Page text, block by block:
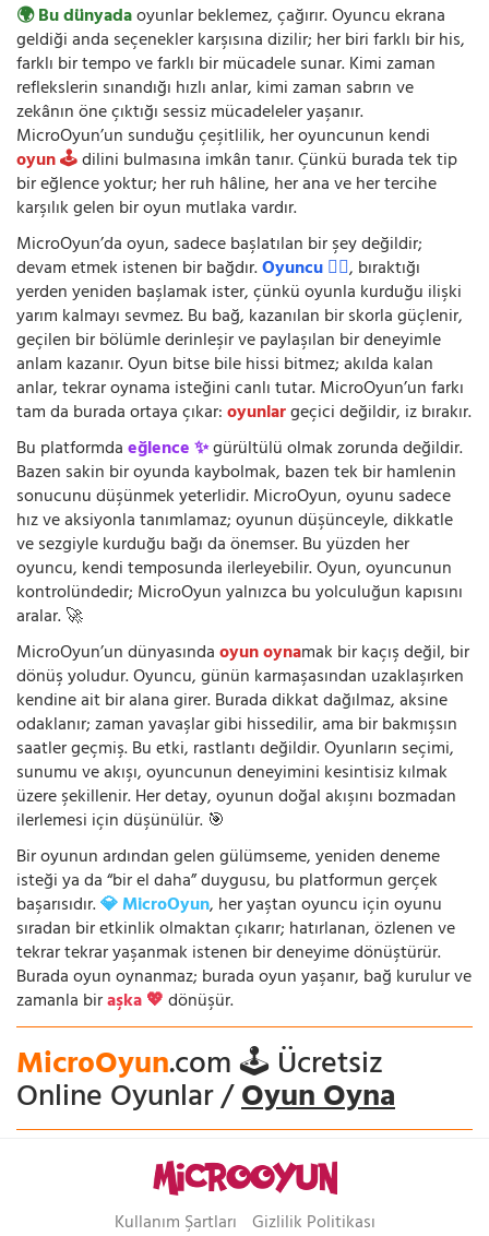
🌍 Bu dünyadaoyunlar beklemez, çağırır. Oyuncu ekrana
geldiği anda seçenekler karşısına dizilir; her biri farklı bir his,
farklı bir tempo ve farklı bir mücadele sunar. Kimi zaman
reflekslerin sınandığı hızlı anlar, kimi zaman sabrın ve
zekânın öne çıktığı sessiz mücadeleler yaşanır.
MicroOyun’un sunduğu çeşitlilik, her oyuncunun kendi
oyun 🕹️dilini bulmasına imkân tanır. Çünkü burada tek tip
bir eğlence yoktur; her ruh hâline, her ana ve her tercihe
karşılık gelen bir oyun mutlaka vardır.
MicroOyun’da oyun, sadece başlatılan bir şey değildir;
devam etmek istenen bir bağdır.Oyuncu 🧍‍♂️, bıraktığı
yerden yeniden başlamak ister, çünkü oyunla kurduğu ilişki
yarım kalmayı sevmez. Bu bağ, kazanılan bir skorla güçlenir,
geçilen bir bölümle derinleşir ve paylaşılan bir deneyimle
anlam kazanır. Oyun bitse bile hissi bitmez; akılda kalan
anlar, tekrar oynama isteğini canlı tutar. MicroOyun’un farkı
tam da burada ortaya çıkar:oyunlargeçici değildir, iz bırakır.
Bu platformdaeğlence ✨gürültülü olmak zorunda değildir.
Bazen sakin bir oyunda kaybolmak, bazen tek bir hamlenin
sonucunu düşünmek yeterlidir. MicroOyun, oyunu sadece
hız ve aksiyonla tanımlamaz; oyunun düşünceyle, dikkatle
ve sezgiyle kurduğu bağı da önemser. Bu yüzden her
oyuncu, kendi temposunda ilerleyebilir. Oyun, oyuncunun
kontrolündedir; MicroOyun yalnızca bu yolculuğun kapısını
aralar. 🚀
MicroOyun’un dünyasındaoyun oynamak bir kaçış değil, bir
dönüş yoludur. Oyuncu, günün karmaşasından uzaklaşırken
kendine ait bir alana girer. Burada dikkat dağılmaz, aksine
odaklanır; zaman yavaşlar gibi hissedilir, ama bir bakmışsın
saatler geçmiş. Bu etki, rastlantı değildir. Oyunların seçimi,
sunumu ve akışı, oyuncunun deneyimini kesintisiz kılmak
üzere şekillenir. Her detay, oyunun doğal akışını bozmadan
ilerlemesi için düşünülür. 🎯
Bir oyunun ardından gelen gülümseme, yeniden deneme
isteği ya da “bir el daha” duygusu, bu platformun gerçek
başarısıdır.💎 MicroOyun, her yaştan oyuncu için oyunu
sıradan bir etkinlik olmaktan çıkarır; hatırlanan, özlenen ve
tekrar tekrar yaşanmak istenen bir deneyime dönüştürür.
Burada oyun oynanmaz; burada oyun yaşanır, bağ kurulur ve
zamanla biraşka 💖dönüşür.
MicroOyun.com 🕹️ Ücretsiz
Online Oyunlar /Oyun Oyna
Kullanım Şartları Gizlilik Politikası